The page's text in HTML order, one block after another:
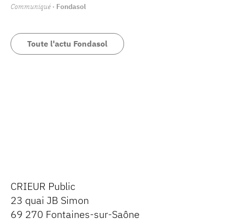
Communiqué · Fondasol
Toute l'actu Fondasol
CRIEUR Public
23 quai JB Simon
69 270 Fontaines-sur-Saône